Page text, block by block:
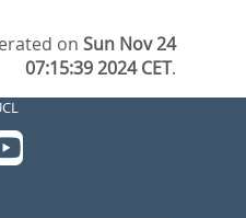
onSun Nov 24
07:15:39 2024 CET.